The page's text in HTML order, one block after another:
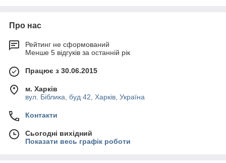
Про нас
Рейтинг не сформований
Менше 5 відгуків за останній рік
Працює з 30.06.2015
м. Харків
вул. Біблика, буд 42, Харків, Україна
Контакти
Сьогодні вихідний
Показати весь графік роботи